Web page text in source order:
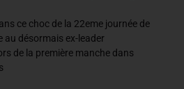
ce choc de la 22eme journée de
au désormais ex-leader
de la première manche dans